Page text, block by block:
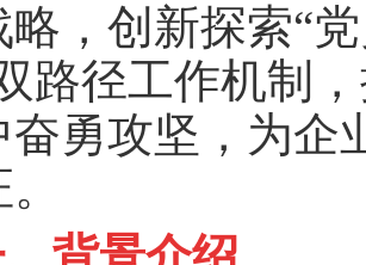
略，创新探索“
路径工作机制
奋勇攻坚，为企